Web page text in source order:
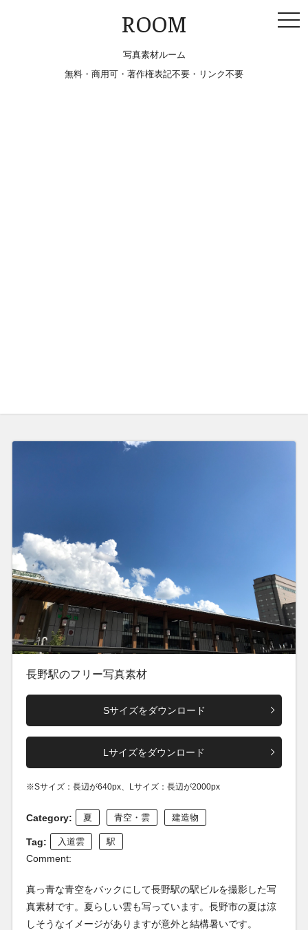
ROOM
写真素材ルーム
無料・商用可・著作権表記不要・リンク不要
長野駅のフリー写真素材
Sサイズをダウンロード
Lサイズをダウンロード
※Sサイズ：長辺が640px、Lサイズ：長辺が2000px
Category: 夏 青空・雲 建造物
Tag: 入道雲 駅
Comment:
真っ青な青空をバックにして長野駅の駅ビルを撮影した写
真素材です。夏らしい雲も写っています。長野市の夏は涼
しそうなイメージがありますが意外と結構暑いです。